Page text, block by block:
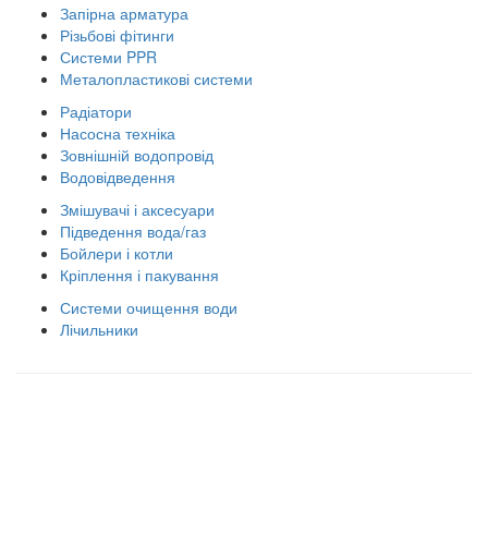
Запірна арматура
Різьбові фітинги
Системи PPR
Металопластикові системи
Радіатори
Насосна техніка
Зовнішній водопровід
Водовідведення
Змішувачі і аксесуари
Підведення вода/газ
Бойлери і котли
Кріплення і пакування
Системи очищення води
Лічильники